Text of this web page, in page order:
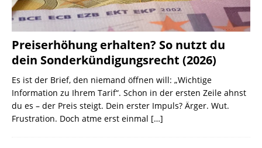
Preiserhöhung erhalten? So nutzt du
dein Sonderkündigungsrecht (2026)
Es ist der Brief, den niemand öffnen will: „Wichtige
Information zu Ihrem Tarif“. Schon in der ersten Zeile ahnst
du es – der Preis steigt. Dein erster Impuls? Ärger. Wut.
Frustration. Doch atme erst einmal […]